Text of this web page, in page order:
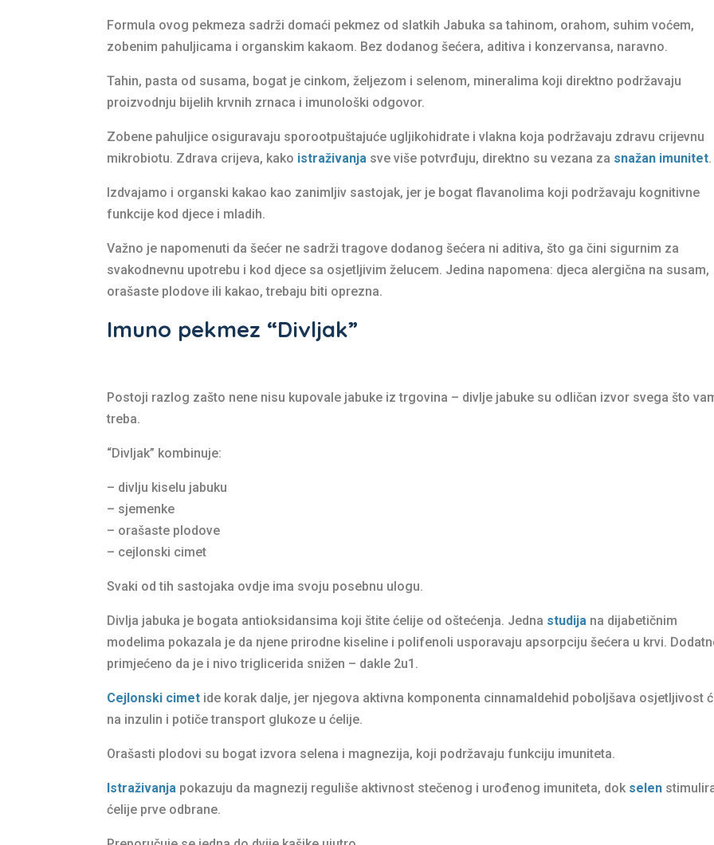
Formula ovog pekmeza sadrži domaći pekmez od slatkih Jabuka sa tahinom, orahom, suhim voćem,
zobenim pahuljicama i organskim kakaom. Bez dodanog šećera, aditiva i konzervansa, naravno.
Tahin, pasta od susama, bogat je cinkom, željezom i selenom, mineralima koji direktno podržavaju
proizvodnju bijelih krvnih zrnaca i imunološki odgovor.
Zobene pahuljice osiguravaju sporootpuštajuće ugljikohidrate i vlakna koja podržavaju zdravu crijevnu
mikrobiotu. Zdrava crijeva, kako istraživanja sve više potvrđuju, direktno su vezana za snažan imunitet.
Izdvajamo i organski kakao kao zanimljiv sastojak, jer je bogat flavanolima koji podržavaju kognitivne
funkcije kod djece i mladih.
Važno je napomenuti da šećer ne sadrži tragove dodanog šećera ni aditiva, što ga čini sigurnim za
svakodnevnu upotrebu i kod djece sa osjetljivim želucem. Jedina napomena: djeca alergična na susam,
orašaste plodove ili kakao, trebaju biti oprezna.
Imuno pekmez “Divljak”
Postoji razlog zašto nene nisu kupovale jabuke iz trgovina – divlje jabuke su odličan izvor svega što
treba.
“Divljak” kombinuje:
– divlju kiselu jabuku
– sjemenke
– orašaste plodove
– cejlonski cimet
Svaki od tih sastojaka ovdje ima svoju posebnu ulogu.
Divlja jabuka je bogata antioksidansima koji štite ćelije od oštećenja. Jedna studija na dijabetičnim
modelima pokazala je da njene prirodne kiseline i polifenoli usporavaju apsorpciju šećera u krvi.
primjećeno da je i nivo triglicerida snižen – dakle 2u1.
Cejlonski cimet ide korak dalje, jer njegova aktivna komponenta cinnamaldehid poboljšava osjetljivost
na inzulin i potiče transport glukoze u ćelije.
Orašasti plodovi su bogat izvora selena i magnezija, koji podržavaju funkciju imuniteta.
Istraživanja pokazuju da magnezij reguliše aktivnost stečenog i urođenog imuniteta, dok selen
ćelije prve odbrane.